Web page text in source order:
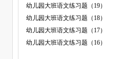
幼儿园大班语文练习题（19）
幼儿园大班语文练习题（18）
幼儿园大班语文练习题（17）
幼儿园大班语文练习题（16）